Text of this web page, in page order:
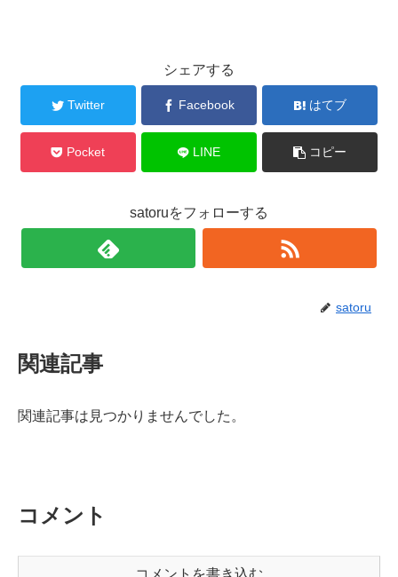
シェアする
Twitter Facebook はてブ
Pocket LINE コピー
satoruをフォローする
satoru
関連記事
関連記事は見つかりませんでした。
コメント
コメントを書き込む